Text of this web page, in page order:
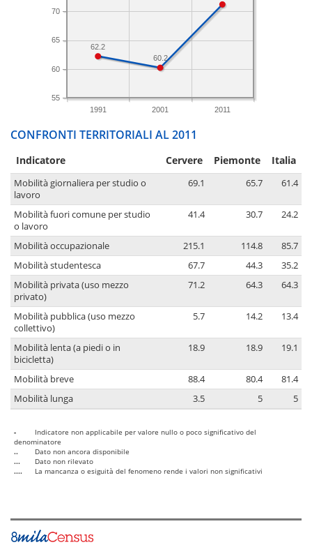
1991 2001 2011
55
60
65
70
60.2
62.2
CONFRONTI TERRITORIALI AL 2011
Indicatore Cervere Piemonte Italia
Mobilità giornaliera per studio o
lavoro
69.1 65.7 61.4
Mobilità fuori comune per studio
o lavoro
41.4 30.7 24.2
Mobilità occupazionale 215.1 114.8
85.7
Mobilità studentesca
67.7 44.3
35.2
Mobilità privata (uso mezzo
privato)
71.2 64.3 64.3
Mobilità pubblica (uso mezzo
collettivo)
5.7 14.2 13.4
Mobilità lenta (a piedi o in
bicicletta)
18.9 18.9 19.1
Mobilità breve 88.4 80.4
81.4
Mobilità lunga
3.5 5 5
-
Indicatore non applicabile per valore nullo o poco significativo del
denominatore
..
Dato non ancora disponibile
...
Dato non rilevato
....
La mancanza o esiguità del fenomeno rende i valori non significativi